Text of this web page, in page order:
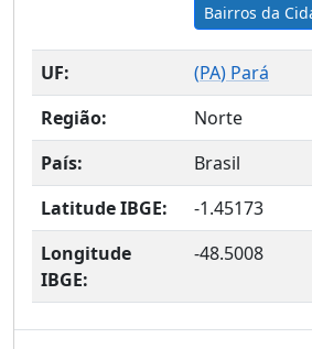
Bairros da
UF: (PA) Pará
Região:
Norte
País:
Brasil
Latitude IBGE:
-1.45173
Longitude
IBGE:
-48.5008